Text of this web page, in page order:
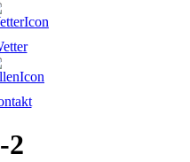
2